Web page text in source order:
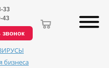
33
43
звонок
бизнеса